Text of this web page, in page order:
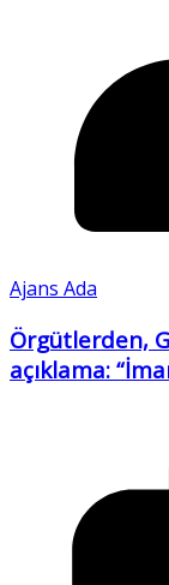
Ajans Ada
Örgütlerden,
açıklama: